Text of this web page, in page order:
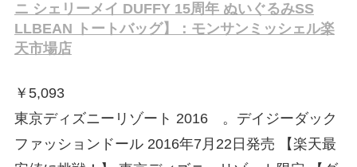
ニ シェリーメイ DUFFY 15周年 ぬいぐるみSS
LLBEAN トートバッグ】：モンサンミッシェル楽
天市場店
￥ 5,093
東京ディズニーリゾート 2016 。デイジーダック
ファッションドール 2016年7月22日発売 【楽天最